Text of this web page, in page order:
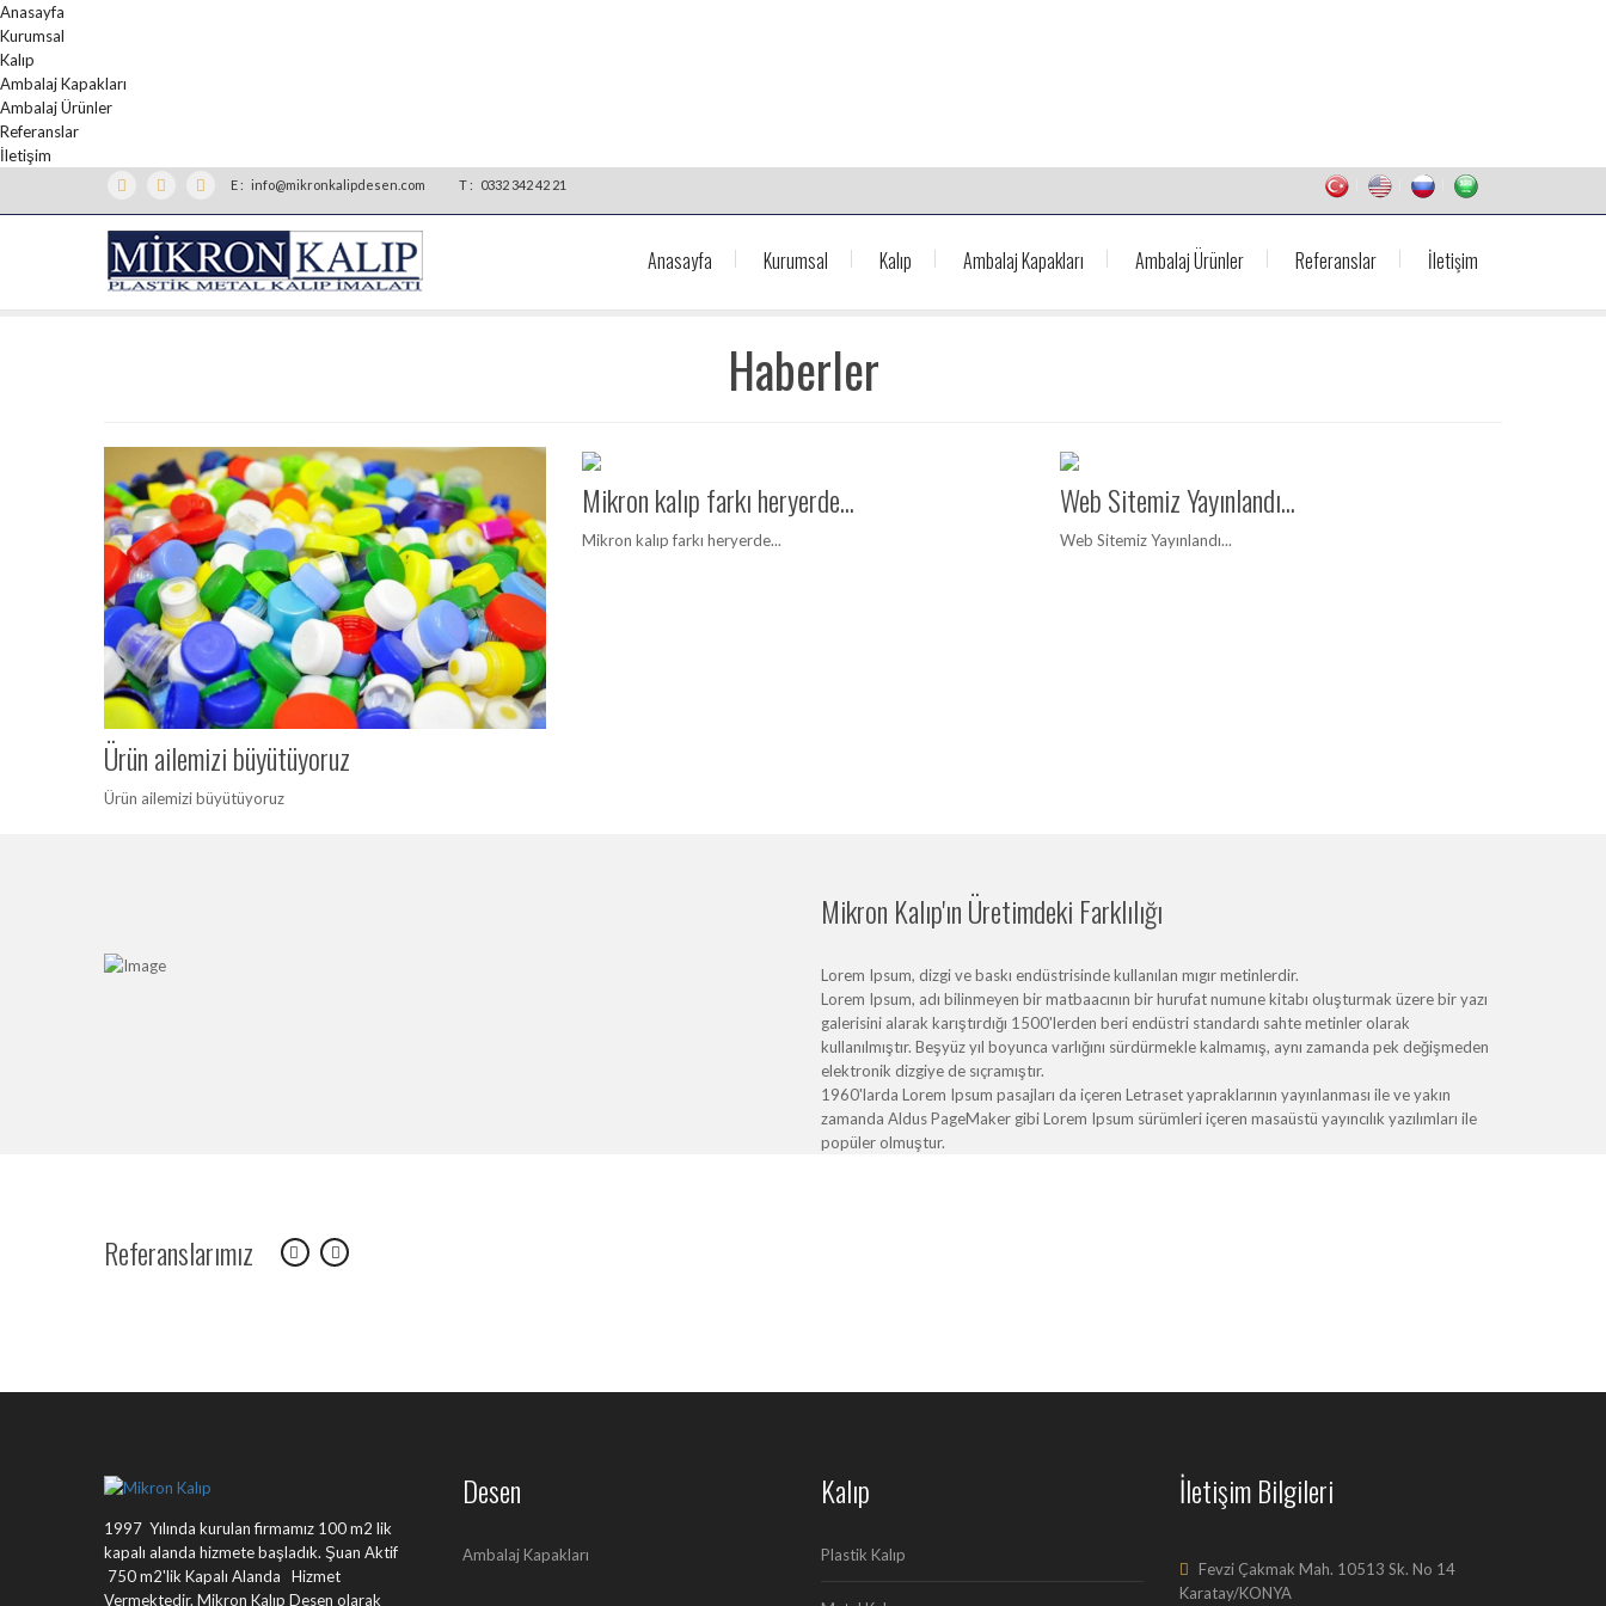
Anasayfa
Kurumsal
Kalıp
Ambalaj Kapakları
Ambalaj Ürünler
Referanslar
İletişim
E : info@mikronkalipdesen.com T : 0332 342 42 21
Anasayfa Kurumsal Kalıp Ambalaj Kapakları Ambalaj Ürünler Referanslar İletişim
Haberler
Ürün ailemizi büyütüyoruz
Ürün ailemizi büyütüyoruz
Mikron kalıp farkı heryerde...
Mikron kalıp farkı heryerde...
Web Sitemiz Yayınlandı...
Web Sitemiz Yayınlandı...
Mikron Kalıp'ın Üretimdeki Farklılığı
Lorem Ipsum, dizgi ve baskı endüstrisinde kullanılan mıgır metinlerdir.
Lorem Ipsum, adı bilinmeyen bir matbaacının bir hurufat numune kitabı oluşturmak üzere bir yazı
galerisini alarak karıştırdığı 1500'lerden beri endüstri standardı sahte metinler olarak
kullanılmıştır. Beşyüz yıl boyunca varlığını sürdürmekle kalmamış, aynı zamanda pek değişmeden
elektronik dizgiye de sıçramıştır.
1960'larda Lorem Ipsum pasajları da içeren Letraset yapraklarının yayınlanması ile ve yakın
zamanda Aldus PageMaker gibi Lorem Ipsum sürümleri içeren masaüstü yayıncılık yazılımları ile
popüler olmuştur.
Referanslarımız
1997 Yılında kurulan firmamız 100 m2 lik
kapalı alanda hizmete başladık. Şuan Aktif
750 m2'lik Kapalı Alanda Hizmet
Vermektedir. Mikron Kalıp Desen olarak
Desen
Ambalaj Kapakları
Kalıp
Plastik Kalıp
İletişim Bilgileri
Fevzi Çakmak Mah. 10513 Sk. No 14
Karatay/KONYA